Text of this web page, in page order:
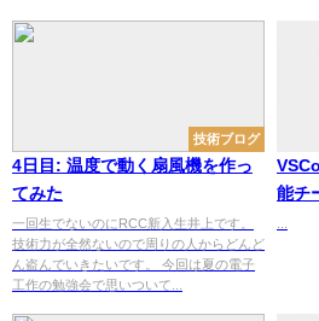
技術ブログ
4日目: 温度で動く扇風機を作っ
てみた
一回生でないのにRCC新入生井上です。
技術力が全然ないので周りの人からどんど
ん盗んでいきたいです。 今回は夏の電子
工作の勉強会で思いついて...
能チ